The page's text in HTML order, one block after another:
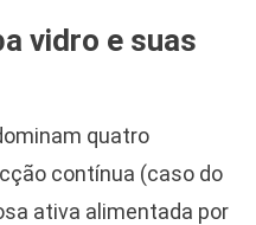
vidro e suas
quatro
contínua (caso do
ativa alimentada por